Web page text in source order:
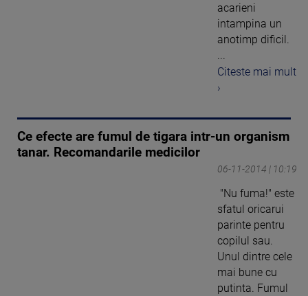
acarieni
intampina un
anotimp dificil.
Citeste mai mult
›
Ce efecte are fumul de tigara intr-un organism
tanar. Recomandarile medicilor
06-11-2014 | 10:19
"Nu fuma!" este
sfatul oricarui
parinte pentru
copilul sau.
Unul dintre cele
mai bune cu
putinta. Fumul